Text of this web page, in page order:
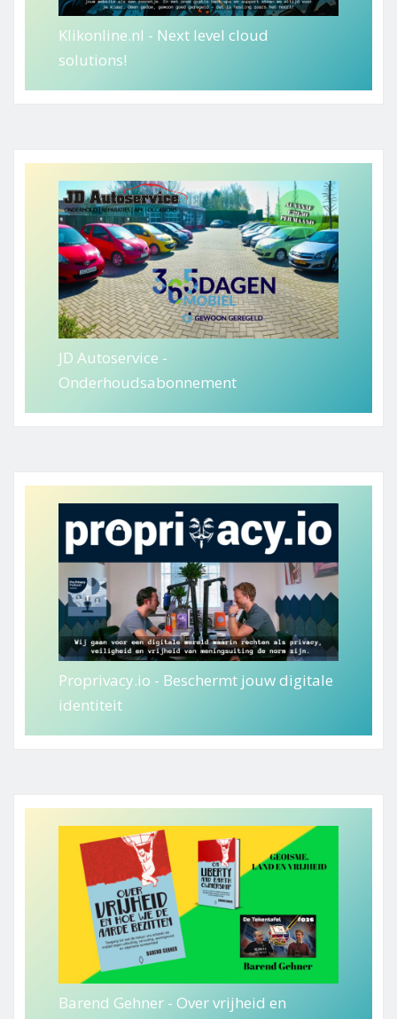
Klikonline.nl - Next level cloud
solutions!
JD Autoservice -
Onderhoudsabonnement
Proprivacy.io - Beschermt jouw digitale
identiteit
Barend Gehner - Over vrijheid en